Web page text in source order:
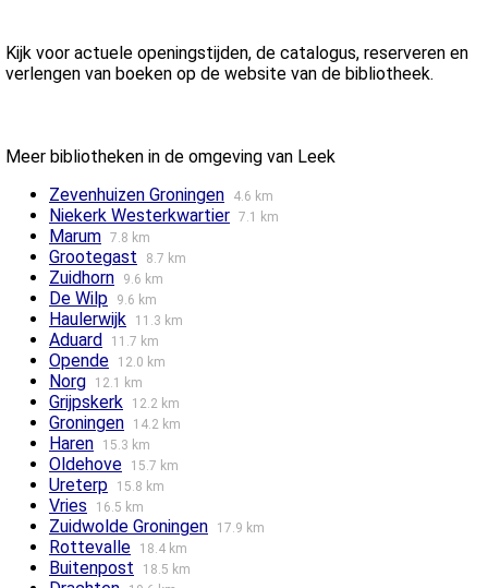
Kijk voor actuele openingstijden, de catalogus, reserveren en
verlengen van boeken op de website van de bibliotheek.
Meer bibliotheken in de omgeving van Leek
Zevenhuizen Groningen
4.6 km
Niekerk Westerkwartier 7.1 km
Marum 7.8 km
Grootegast 8.7 km
Zuidhorn 9.6 km
De Wilp 9.6 km
Haulerwijk 11.3 km
Aduard 11.7 km
Opende 12.0 km
Norg 12.1 km
Grijpskerk 12.2 km
Groningen 14.2 km
Haren 15.3 km
Oldehove 15.7 km
Ureterp 15.8 km
Vries 16.5 km
Zuidwolde Groningen 17.9 km
Rottevalle 18.4 km
Buitenpost 18.5 km